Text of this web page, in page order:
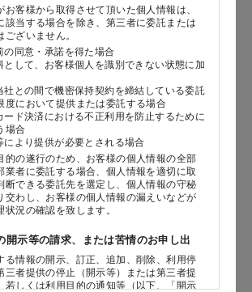
お客様から取得させて頂いた個人情報は、
該当する場合を除き、第三者に委託または
ざいません。
の同意・承諾を得た場合
として、お客様個人を識別できない状態に加
社との間で機密保持契約を締結している委託
度において提供または委託する場合
ード決済における不正利用を防止するために
場合
により提供が必要とされる場合
的の遂行のため、お客様の個人情報の全部
業者に委託する場合、個人情報を適切に取
断できる委託先を選定し、個人情報の守秘
交わし、お客様の個人情報の漏えいなどが
況の確認を致します。
開示等の請求、または苦情のお申し出
る情報の開示、訂正、追加、削除、利用停
三者提供の停止（開示等）または第三者提
若しくは利用目的の通知等（以下、「開示
るお問い合わせにつきましては、内容欄に『店
けますと幸いです。
海外 Overseas shops
Indonesia
Malaysia
Hong Kong
UAE
Thailand
Vietnam